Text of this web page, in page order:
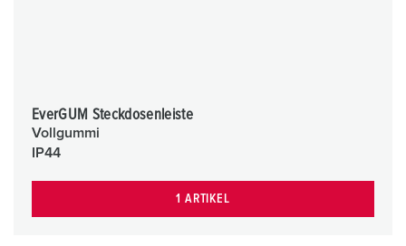
EverGUM Steckdosenleiste
Vollgummi
IP44
1 ARTIKEL